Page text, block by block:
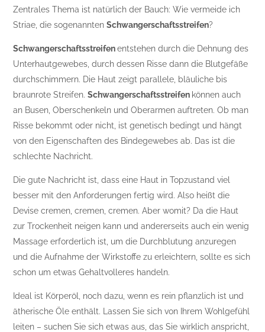
Zentrales Thema ist natürlich der Bauch: Wie vermeide ich
Striae, die sogenanntenSchwangerschaftsstreifen?
Schwangerschaftsstreifenentstehen durch die Dehnung des
Unterhautgewebes, durch dessen Risse dann die Blutgefäße
durchschimmern. Die Haut zeigt parallele, bläuliche bis
braunrote Streifen.Schwangerschaftsstreifen können auch
an Busen, Oberschenkeln und Oberarmen auftreten. Ob man
Risse bekommt oder nicht, ist genetisch bedingt und hängt
von den Eigenschaften des Bindegewebes ab. Das ist die
schlechte Nachricht.
Die gute Nachricht ist, dass eine Haut in Topzustand viel
besser mit den Anforderungen fertig wird. Also heißt die
Devise cremen, cremen, cremen. Aber womit? Da die Haut
zur Trockenheit neigen kann und andererseits auch ein wenig
Massage erforderlich ist, um die Durchblutung anzuregen
und die Aufnahme der Wirkstoffe zu erleichtern, sollte es sich
schon um etwas Gehaltvolleres handeln.
Ideal ist Körperöl, noch dazu, wenn es rein pflanzlich ist und
ätherische Öle enthält. Lassen Sie sich von Ihrem Wohlgefühl
leiten – suchen Sie sich etwas aus, das Sie wirklich anspricht,